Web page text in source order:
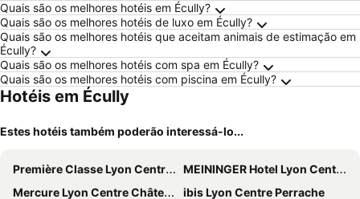
Quais são os melhores hotéis em Écully?
Quais são os melhores hotéis de luxo em Écully?
Quais são os melhores hotéis que aceitam animais de estimação em
Écully?
Quais são os melhores hotéis com spa em Écully?
Quais são os melhores hotéis com piscina em Écully?
Hotéis em Écully
Estes hotéis também poderão interessá-lo...
Première Classe Lyon Centre Gare Part Dieu
MEININGER Hotel Lyon Centre Berthelot
Mercure Lyon Centre Château Perrache
ibis Lyon Centre Perrache